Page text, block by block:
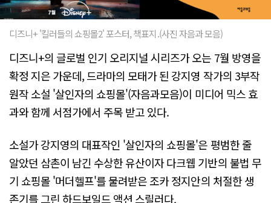
디즈니+ '킬러들의 쇼핑몰2' 포스터, 책표지.(사진 자음과 모음)
디즈니+의 글로벌 인기 오리지널 시리즈가 오는 7월 방영을
확정 지은 가운데, 드라마의 모태가 된 강지영 작가의 3부작
원작 소설 '살인자의 쇼핑몰'(자음과모음)이 미디어 믹스 효
과와 함께 서점가에서 주목 받고 있다.
소설가 강지영의 대표작인 '살인자의 쇼핑몰'은 평범한 줄
알았던 삼촌이 남긴 수상한 유산이자 다크웹 기반의 불법 무
기 쇼핑몰 '머더헬프'를 물려받은 조카 정지안의 처절한 생
존기를 그린 하드보일드 액션 스릴러다.